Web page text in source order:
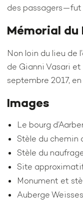
des passagers—fut
Mémorial
Non loin du lieu de
de Gianni Vasari
septembre 2017,
Images
Le bourg
Stèle du chemin
Stèle du
Site
Monument et
Auberge